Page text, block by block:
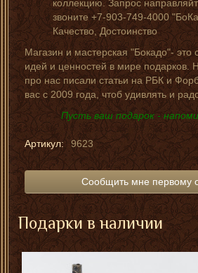
коллекцию. Запрос
звоните +7-903-749-4000
Качество, Достоинство
Магазин и мастерская "Бокадо"- это
идей и ценностей в мире подарков.
про нас писали статьи на РБК и
вас с 2009 года, чтоб удивлять и
Пусть ваш подарок -
Артикул: 9623
Сообщить мне первому
Подарки в наличии